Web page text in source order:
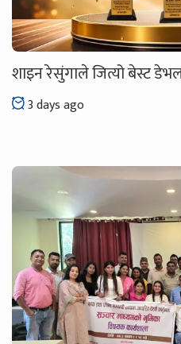
शाइन रेसुंगाले जित्यो बेस्ट
3 days ago